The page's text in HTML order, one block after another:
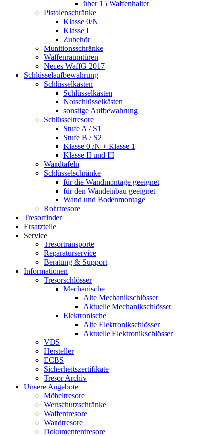
über 15 Waffenhalter
Pistolenschränke
Klasse 0/N
Klasse I
Zubehör
Munitionsschränke
Waffenraumtüren
Neues WaffG 2017
Schlüsselaufbewahrung
Schlüsselkästen
Schlüsselkästen
Notschlüsselkästen
sonstige Aufbewahrung
Schlüsseltresore
Stufe A / S1
Stufe B / S2
Klasse 0 /N + Klasse 1
Klasse II und III
Wandtafeln
Schlüsselschränke
für die Wandmontage geeignet
für den Wandeinbau geeignet
Wand und Bodenmontage
Rohrtresore
Tresorfinder
Ersatzteile
Service
Tresortransporte
Reparaturservice
Beratung & Support
Informationen
Tresorschlösser
Mechanische
Alte Mechanikschlösser
Aktuelle Mechanikschlösser
Elektronische
Alte Elektronikschlösser
Aktuelle Elektronikschlösser
VDS
Hersteller
ECBS
Sicherheitszertifikate
Tresor Archiv
Unsere Angebote
Möbeltresore
Wertschutzschränke
Waffentresore
Wandtresore
Dokumententresore